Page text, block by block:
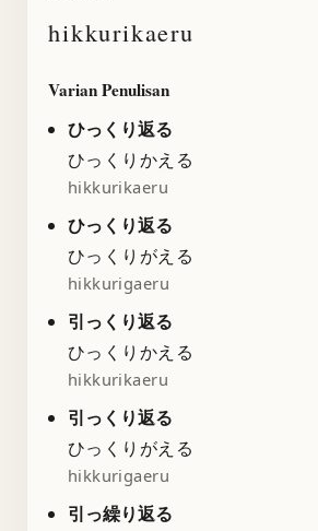
hikkurikaeru
Varian Penulisan
ひっくり返る
ひっくりかえる
hikkurikaeru
ひっくり返る
ひっくりがえる
hikkurigaeru
引っくり返る
ひっくりかえる
hikkurikaeru
引っくり返る
ひっくりがえる
hikkurigaeru
引っ繰り返る